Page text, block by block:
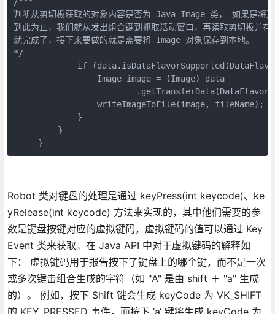
判断从剪切板获取的对象内容是否为 Java Image 类， 如果是将
到此为止，我们就从发出组合键到抓取活动窗口，再读取剪切板并
就完成了，接下来要做的就是需要将 Image 对象保存到本地。
*/
if
                 Image image = (Image) data
                 writeImageToFile(image, fileName);
             }
         }
     }
Robot 类对键盘的处理是通过 keyPress(int keycode)、ke
yRelease(int keycode) 方法来实现的，其中他们需要的参
数是键盘按键对应的虚拟键码，虚拟键码的值可以通过 Key
Event 类来获取。在 Java API 中对于虚拟键码的解释如
下： 虚拟键码用于报告按下了键盘上的哪个键，而不是一次
或多次键击组合生成的字符（如 "A" 是由 shift ＋ "a" 生成
的）。 例如，按下 Shift 键会生成 keyCode 为 VK_SHIFT
的 KEY_PRESSED 事件，而按下 ‘a‘ 键将生成 keyCode 为